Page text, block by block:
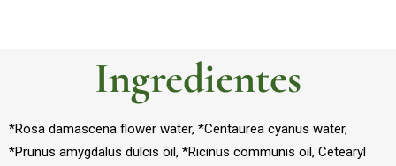
Ingredientes
*Rosa damascena flower water, *Centaurea cyanus water,
*Prunus amygdalus dulcis oil, *Ricinus communis oil, Cetearyl